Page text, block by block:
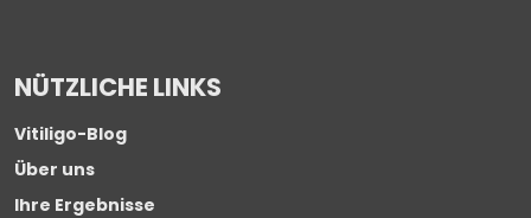
NÜTZLICHE LINKS
Vitiligo-Blog
Über uns
Ihre Ergebnisse